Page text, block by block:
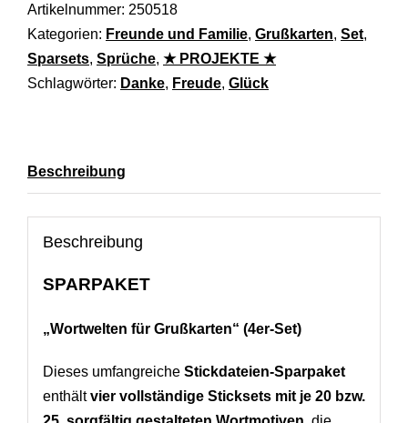
Artikelnummer: 250518
Kategorien: Freunde und Familie, Grußkarten, Set,
Sparsets, Sprüche, ★ PROJEKTE ★
Schlagwörter: Danke, Freude, Glück
Beschreibung
Beschreibung
SPARPAKET
„Wortwelten für Grußkarten“ (4er-Set)
Dieses umfangreiche Stickdateien-Sparpaket
enthältvier vollständige Sticksets mit je 20 bzw.